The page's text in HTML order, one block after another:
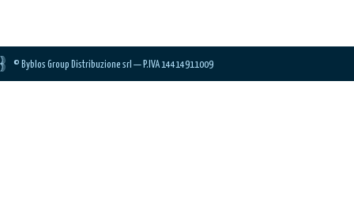
© Byblos Group Distribuzione srl — P.IVA 14414911009